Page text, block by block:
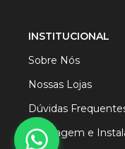
INSTITUCIONAL
Sobre Nós
Nossas Lojas
Dúvidas
Montagem e